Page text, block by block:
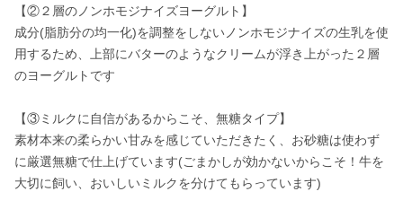
【②２層のノンホモジナイズヨーグルト】
成分(脂肪分の均一化)を調整をしないノンホモジナイズの生乳を使
用するため、上部にバターのようなクリームが浮き上がった２層
のヨーグルトです
【③ミルクに自信があるからこそ、無糖タイプ】
素材本来の柔らかい甘みを感じていただきたく、お砂糖は使わず
に厳選無糖で仕上げています(ごまかしが効かないからこそ！牛を
大切に飼い、おいしいミルクを分けてもらっています)